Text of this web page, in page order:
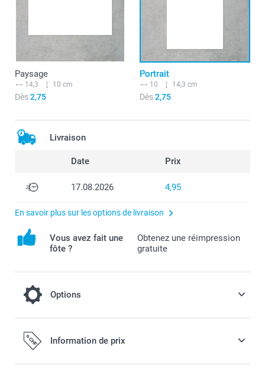
Paysage
14,3 10 cm
Dès2,75
Portrait
10 14,3 cm
Dès2,75
Livraison
Date Prix
17.08.2026 4,95
En savoir plus sur les options de livraison
Vous avez fait une
fôte ?
Obtenez une réimpression
gratuite
Options
Choisissez une enveloppe de couleur, pour
des cartes encore plus attrayantes
Information de prix